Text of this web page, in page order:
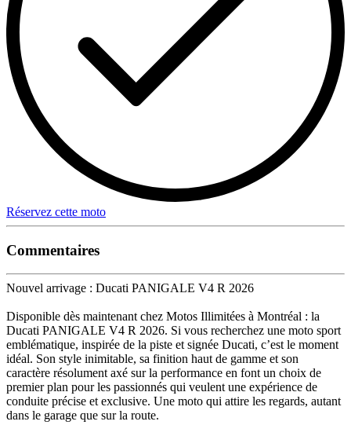
Réservez cette moto
Commentaires
Nouvel arrivage : Ducati PANIGALE V4 R 2026
Disponible dès maintenant chez Motos Illimitées à Montréal : la
Ducati PANIGALE V4 R 2026. Si vous recherchez une moto sport
emblématique, inspirée de la piste et signée Ducati, c’est le moment
idéal. Son style inimitable, sa finition haut de gamme et son
caractère résolument axé sur la performance en font un choix de
premier plan pour les passionnés qui veulent une expérience de
conduite précise et exclusive. Une moto qui attire les regards, autant
dans le garage que sur la route.